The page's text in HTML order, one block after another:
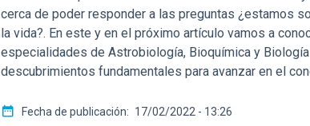
cerca de poder responder a las preguntas ¿estamos
la vida?. En este y en el próximo artículo vamos a
especialidades de Astrobiología, Bioquímica y
descubrimientos fundamentales para avanzar en el
Fecha de publicación 17/02/2022 - 13:26